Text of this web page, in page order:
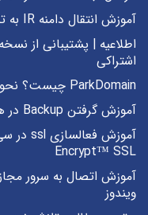
آموزش انتقال دامنه IR به تلاش نت
اشتراکی
ParkDomain چیست؟ نحوه پارک دامنه در cpanel
آموزش گرفتن Backup در هاست Cpanel و انتقال به سرور دیگر
Encrypt™ SSL
آموزش اتصال به سرور
ویندوز